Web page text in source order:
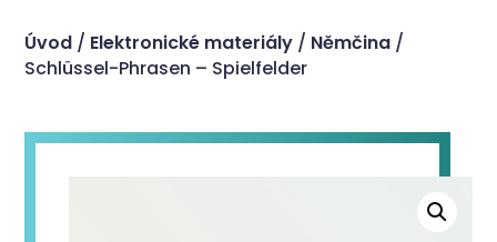
Úvod / Elektronické materiály / Němčina /
Schlüssel-Phrasen – Spielfelder